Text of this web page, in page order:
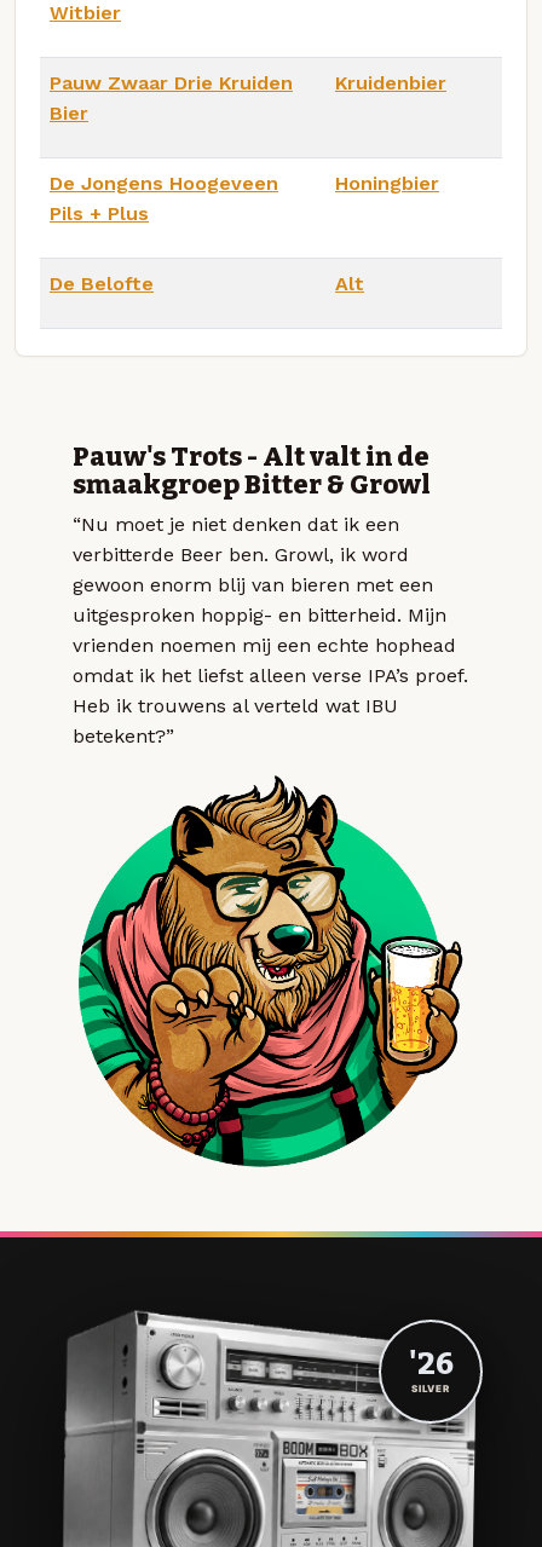
Witbier
Pauw Zwaar Drie Kruiden
Bier
Kruidenbier
De Jongens Hoogeveen
Pils + Plus
Honingbier
De Belofte Alt
Pauw's Trots - Alt valt in de
smaakgroep Bitter & Growl
“Nu moet je niet denken dat ik een
verbitterde Beer ben. Growl, ik word
gewoon enorm blij van bieren met een
uitgesproken hoppig- en bitterheid. Mijn
vrienden noemen mij een echte hophead
omdat ik het liefst alleen verse IPA’s proef.
Heb ik trouwens al verteld wat IBU
betekent?”
'26
SILVER